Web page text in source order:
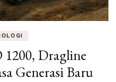
Dragline
Generasi Baru